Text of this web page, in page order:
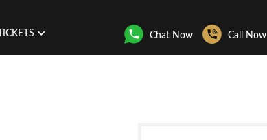
TICKETS Chat Now Call Now